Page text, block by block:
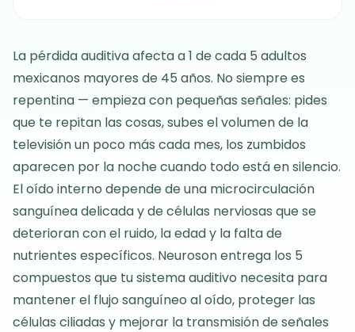
La pérdida auditiva afecta a 1 de cada 5 adultos
mexicanos mayores de 45 años. No siempre es
repentina — empieza con pequeñas señales: pides
que te repitan las cosas, subes el volumen de la
televisión un poco más cada mes, los zumbidos
aparecen por la noche cuando todo está en silencio.
El oído interno depende de una microcirculación
sanguínea delicada y de células nerviosas que se
deterioran con el ruido, la edad y la falta de
nutrientes específicos. Neuroson entrega los 5
compuestos que tu sistema auditivo necesita para
mantener el flujo sanguíneo al oído, proteger las
células ciliadas y mejorar la transmisión de señales